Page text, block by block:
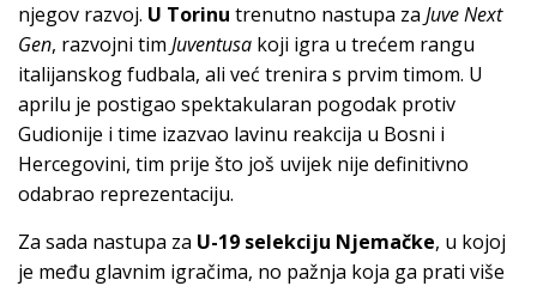
njegov razvoj. U Torinu trenutno nastupa za Juve Next
Gen, razvojni tim Juventusa koji igra u trećem rangu
italijanskog fudbala, ali već trenira s prvim timom. U
aprilu je postigao spektakularan pogodak protiv
Gudionije i time izazvao lavinu reakcija u Bosni i
Hercegovini, tim prije što još uvijek nije definitivno
odabrao reprezentaciju.
Za sada nastupa za U-19 selekciju Njemačke, u kojoj
je među glavnim igračima, no pažnja koja ga prati više